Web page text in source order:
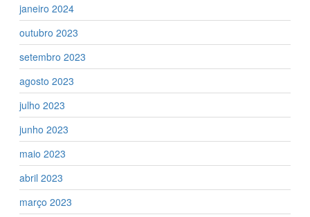
janeiro 2024
outubro 2023
setembro 2023
agosto 2023
julho 2023
junho 2023
maio 2023
abril 2023
março 2023